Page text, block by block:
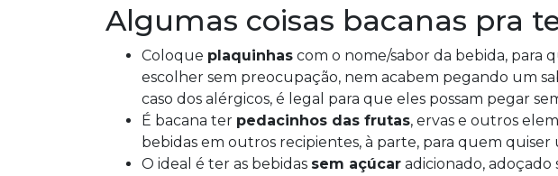
Algumas coisas bacanas pra
Coloque plaquinhas com o nome/sabor da bebida, para
escolher sem preocupação, nem acabem pegando um
caso dos alérgicos, é legal para que eles possam pegar
É bacana ter pedacinhos das frutas, ervas e outros
bebidas em outros recipientes, à parte, para quem quiser
O ideal é ter as bebidas sem açúcar adicionado,